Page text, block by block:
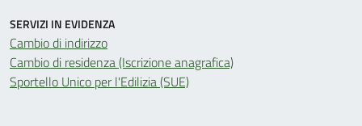
SERVIZI IN EVIDENZA
Cambio di indirizzo
Cambio di residenza (Iscrizione anagrafica)
Sportello Unico per l'Edilizia (SUE)